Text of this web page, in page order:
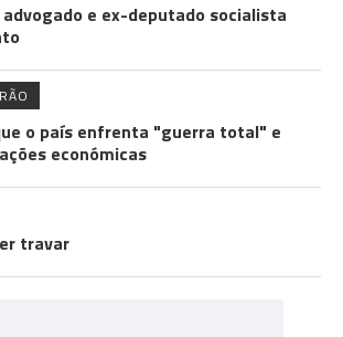
e ex-deputado socialista
o país enfrenta "guerra total" e
económicas
travar